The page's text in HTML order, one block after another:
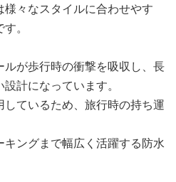
々なスタイルに合わせやす
。
が歩行時の衝撃を吸収し、長
計になっています。
ているため、旅行時の持ち運
ングまで幅広く活躍する防水